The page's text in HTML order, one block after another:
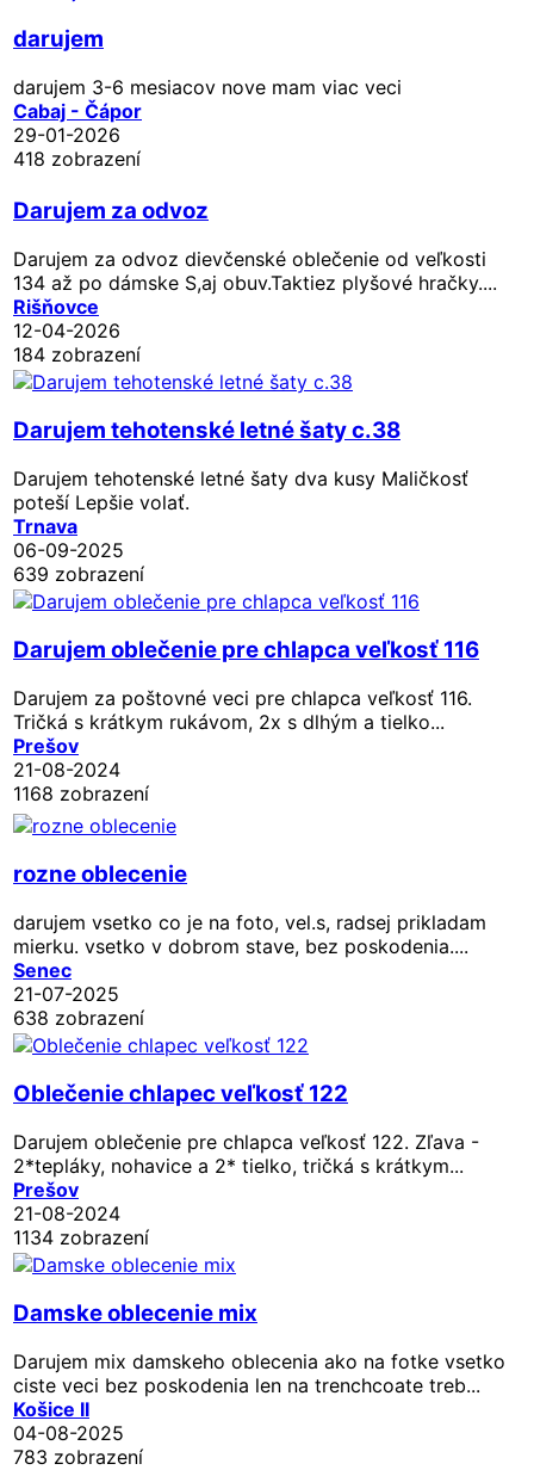
darujem
darujem 3-6 mesiacov nove mam viac veci
Cabaj - Čápor
29-01-2026
418 zobrazení
Darujem za odvoz
Darujem za odvoz dievčenské oblečenie od veľkosti
134 až po dámske S,aj obuv.Taktiez plyšové hračky....
Rišňovce
12-04-2026
184 zobrazení
Darujem tehotenské letné šaty c.38
Darujem tehotenské letné šaty dva kusy Maličkosť
poteší Lepšie volať.
Trnava
06-09-2025
639 zobrazení
Darujem oblečenie pre chlapca veľkosť 116
Darujem za poštovné veci pre chlapca veľkosť 116.
Tričká s krátkym rukávom, 2x s dlhým a tielko...
Prešov
21-08-2024
1168 zobrazení
rozne oblecenie
darujem vsetko co je na foto, vel.s, radsej prikladam
mierku. vsetko v dobrom stave, bez poskodenia....
Senec
21-07-2025
638 zobrazení
Oblečenie chlapec veľkosť 122
Darujem oblečenie pre chlapca veľkosť 122. Zľava -
2*tepláky, nohavice a 2* tielko, tričká s krátkym...
Prešov
21-08-2024
1134 zobrazení
Damske oblecenie mix
Darujem mix damskeho oblecenia ako na fotke vsetko
ciste veci bez poskodenia len na trenchcoate treb...
Košice II
04-08-2025
783 zobrazení